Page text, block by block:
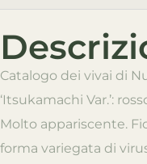
Catalogo dei vivai di
‘Itsukamachi Var.’:
Molto appariscente.
forma variegata di